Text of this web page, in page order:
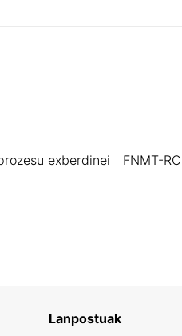
exberdinei
FNMT-
Lanpostuak